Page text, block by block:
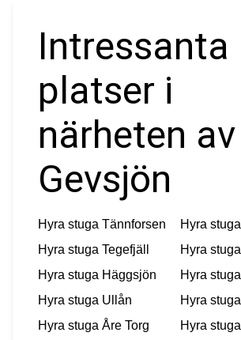
Intressanta
platser i
närheten av
Gevsjön
Hyra stuga Tännforsen Hyra stuga
Hyra stuga Tegefjäll Hyra stuga
Hyra stuga Häggsjön Hyra stuga
Hyra stuga Ullån Hyra stuga
Hyra stuga Åre Torg Hyra stuga